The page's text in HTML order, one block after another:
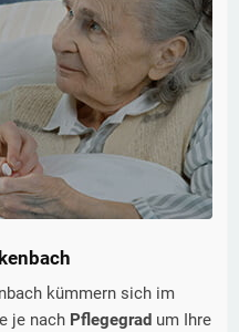
kümmern sich im
je nach Pflegegrad um Ihre